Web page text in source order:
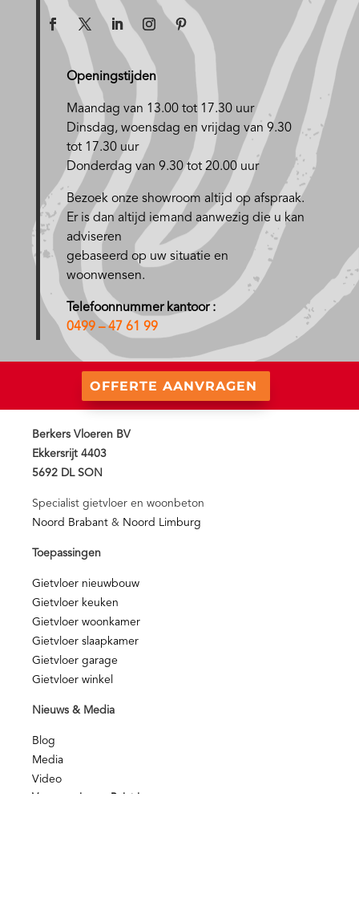
Openingstijden
Maandag van 13.00 tot 17.30 uur
Dinsdag, woensdag en vrijdag van 9.30
tot 17.30 uur
Donderdag van 9.30 tot 20.00 uur
Bezoek onze showroom altijd op afspraak.
Er is dan altijd iemand aanwezig die u kan
adviseren
gebaseerd op uw situatie en
woonwensen.
Telefoonnummer kantoor :
0499 – 47 61 99
OFFERTE AANVRAGEN
Berkers Vloeren BV
Ekkersrijt 4403
5692 DL SON
Specialist gietvloer en woonbeton
Noord Brabant & Noord Limburg
Toepassingen
Gietvloer nieuwbouw
Gietvloer keuken
Gietvloer woonkamer
Gietvloer slaapkamer
Gietvloer garage
Gietvloer winkel
Nieuws & Media
Blog
Media
Video